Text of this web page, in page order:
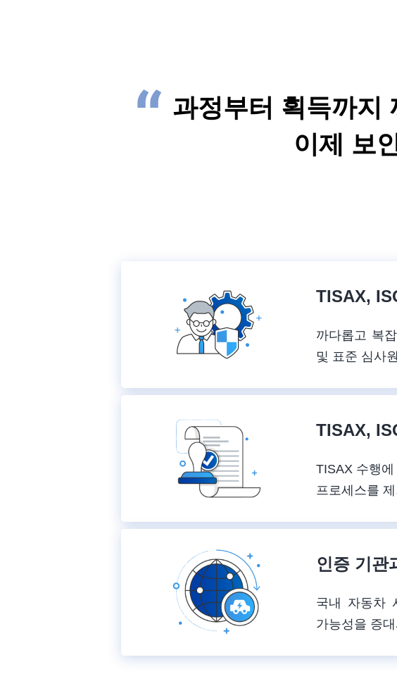
과정부터 획득까지
이제 보
TISAX,
까다롭고 복
및 표준 심사
TISAX,
TISAX 수행
프로세스를
인증 기관
국내 자동차
가능성을 증